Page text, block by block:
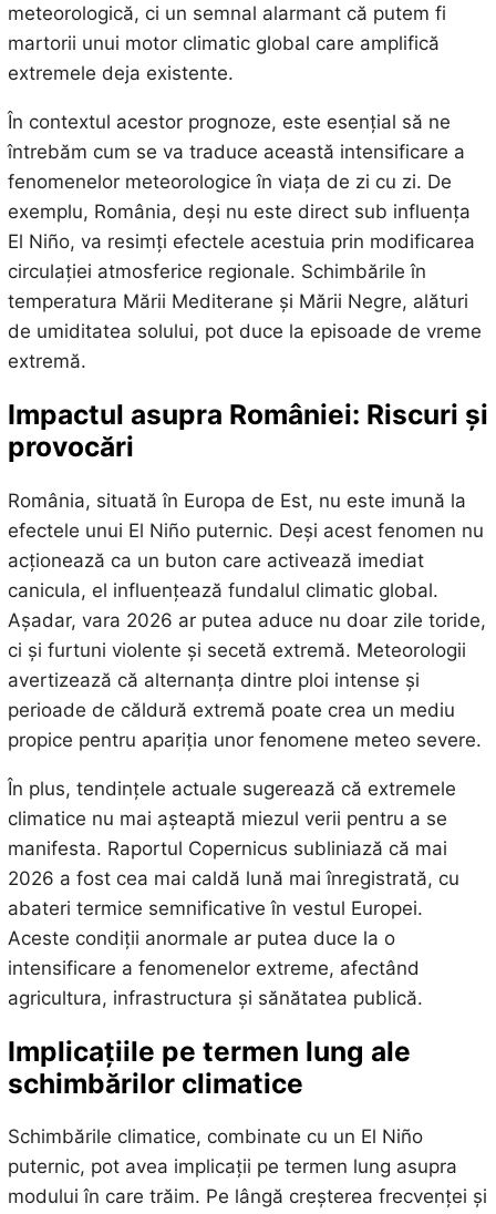
meteorologică, ci un semnal alarmant că putem fi
martorii unui motor climatic global care amplifică
extremele deja existente.
În contextul acestor prognoze, este esențial să ne
întrebăm cum se va traduce această intensificare a
fenomenelor meteorologice în viața de zi cu zi. De
exemplu, România, deși nu este direct sub influența
El Niño, va resimți efectele acestuia prin modificarea
circulației atmosferice regionale. Schimbările în
temperatura Mării Mediterane și Mării Negre, alături
de umiditatea solului, pot duce la episoade de vreme
extremă.
Impactul asupra României: Riscuri și
provocări
România, situată în Europa de Est, nu este imună la
efectele unui El Niño puternic. Deși acest fenomen nu
acționează ca un buton care activează imediat
canicula, el influențează fundalul climatic global.
Așadar, vara 2026 ar putea aduce nu doar zile toride,
ci și furtuni violente și secetă extremă. Meteorologii
avertizează că alternanța dintre ploi intense și
perioade de căldură extremă poate crea un mediu
propice pentru apariția unor fenomene meteo severe.
În plus, tendințele actuale sugerează că extremele
climatice nu mai așteaptă miezul verii pentru a se
manifesta. Raportul Copernicus subliniază că mai
2026 a fost cea mai caldă lună mai înregistrată, cu
abateri termice semnificative în vestul Europei.
Aceste condiții anormale ar putea duce la o
intensificare a fenomenelor extreme, afectând
agricultura, infrastructura și sănătatea publică.
Implicațiile pe termen lung ale
schimbărilor climatice
Schimbările climatice, combinate cu un El Niño
puternic, pot avea implicații pe termen lung asupra
modului în care trăim. Pe lângă creșterea frecvenței și